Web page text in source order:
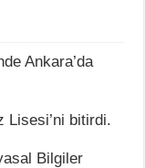
Ankara’da
Lisesi’ni bitirdi.
Bilgiler